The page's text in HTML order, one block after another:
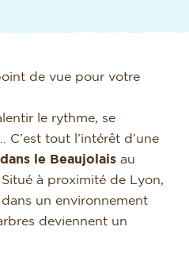
de vue pour votre
le rythme, se
C’est tout l’intérêt d’une
le Beaujolaisau
à proximité de Lyon,
un environnement
deviennent un